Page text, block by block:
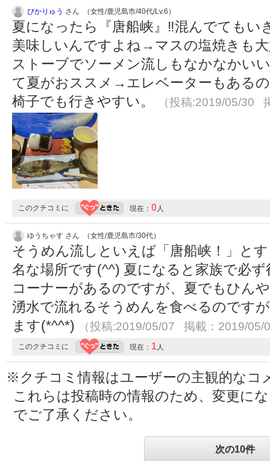
ぴかりゅう さん （女性/鹿児島市/40代/Lv.6）
夏になったら『唐船峡』‼️混んでてもい
美味しいんですよね→マスの塩焼きも
ストーブでソーメン流しもなかなかい
て夏がおススメ→エレベーターもある
椅子でも行きやすい。
（投稿:2019/05/30
このクチコミに 現在： 0人
ゆうちゃす さん （女性/鹿児島市/30代）
そうめん流しといえば「唐船峡！」と
名な場所です(^^) 夏になると家族で必
コーナーがあるのですが、夏でもひん
湧水で流れるそうめんを食べるのです
ます(*^^*)
（投稿:2019/05/07 掲載：2019/05/
このクチコミに 現在： 1人
※クチコミ情報はユーザーの主観的なコ
これらは投稿時の情報のため、変更に
でご了承ください。
次の10件